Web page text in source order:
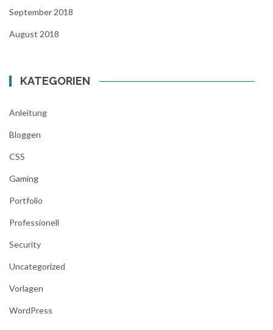
September 2018
August 2018
KATEGORIEN
Anleitung
Bloggen
CSS
Gaming
Portfolio
Professionell
Security
Uncategorized
Vorlagen
WordPress